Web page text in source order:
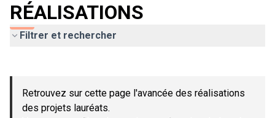
RÉALISATIONS
Filtrer et rechercher
−
Retrouvez sur cette page l'avancée des réalisations
des projets lauréats.